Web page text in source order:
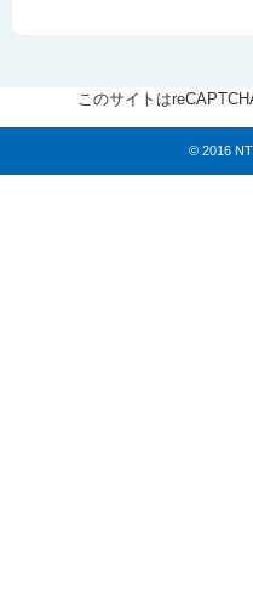
このサイトは
© 2016